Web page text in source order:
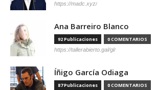
https://madc.xyz/
Ana Barreiro Blanco
92 Publicaciones 0 COMENTARIOS
https://tallerabierto.gal/gl/
Íñigo García Odiaga
87 Publicaciones 0 COMENTARIOS